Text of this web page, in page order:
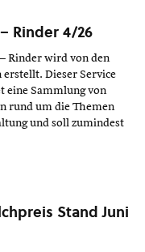
Rinder 4/26
Rinder wird von den
Dieser Service
eine Sammlung von
rund um die Themen
und soll zumindest
Stand Juni